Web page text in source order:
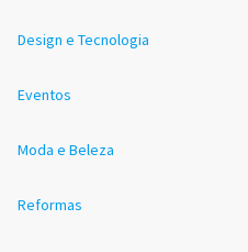
Design e Tecnologia
Eventos
Moda e Beleza
Reformas